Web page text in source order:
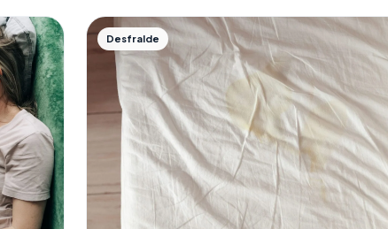
Desfralde